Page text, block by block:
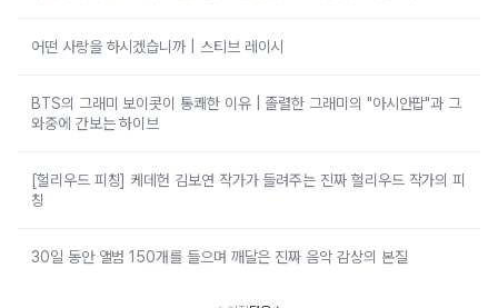
어떤 사랑을 하시겠습니까 | 스티브 레이시
BTS의 그래미 보이콧이 통쾌한 이유 | 졸렬한 그래미의 "아시안팝"과 그
와중에 간보는 하이브
[헐리우드 피칭] 케데헌 김보연 작가가 들려주는 진짜 헐리우드 작가의 피
칭
30일 동안 앨범 150개를 들으며 깨달은 진짜 음악 감상의 본질